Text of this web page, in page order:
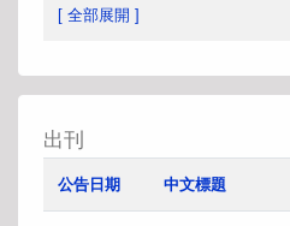
[ 全部展開 ]
出刊
公告日期 中文標題